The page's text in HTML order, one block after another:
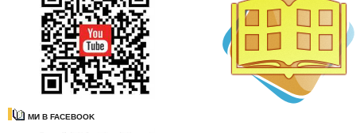
МИ В FACEBOOK